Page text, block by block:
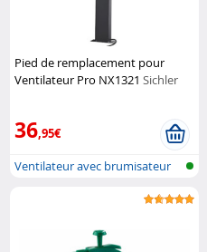
Pied de remplacement pour
Ventilateur Pro NX1321Sichler
36,95€
Ventilateur avec brumisateur